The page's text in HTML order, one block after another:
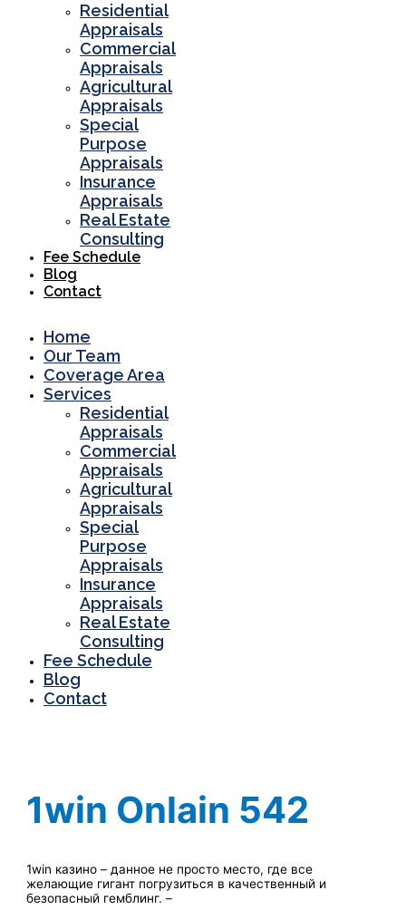
Residential
Appraisals
Commercial
Appraisals
Agricultural
Appraisals
Special
Purpose
Appraisals
Insurance
Appraisals
Real Estate
Consulting
Fee Schedule
Blog
Contact
Home
Our Team
Coverage Area
Services
Residential
Appraisals
Commercial
Appraisals
Agricultural
Appraisals
Special
Purpose
Appraisals
Insurance
Appraisals
Real Estate
Consulting
Fee Schedule
Blog
Contact
1win Onlain 542
1win казино – данное не просто место, где все
желающие гигант погрузиться в качественный и
безопасный гемблинг. –